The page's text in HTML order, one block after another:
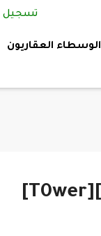
تسجيل
الوسطاء العقاريون